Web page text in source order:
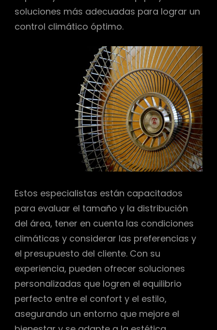
soluciones más adecuadas para lograr un
control climático óptimo.
Estos especialistas están capacitados
para evaluar el tamaño y la distribución
del área, tener en cuenta las condiciones
climáticas y considerar las preferencias y
el presupuesto del cliente. Con su
experiencia, pueden ofrecer soluciones
personalizadas que logren el equilibrio
perfecto entre el confort y el estilo,
asegurando un entorno que mejore el